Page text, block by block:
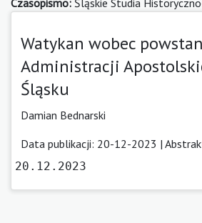
Watykan wobec
Administracji
Śląsku
Damian Bednarski
Data publikacji: 20-12-2023 |
20.12.2023